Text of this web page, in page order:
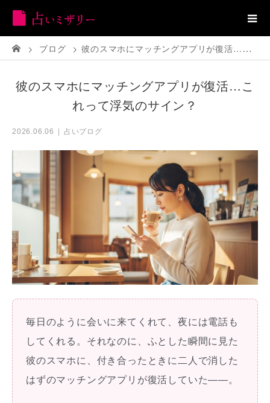
ブログ 彼のスマホにマッチングアプリが復活…これって浮気のサイン？
彼のスマホにマッチングアプリが復活…こ
れって浮気のサイン？
2026.06.06 占いブログ
毎日のように会いに来てくれて、夜には電話も
してくれる。それなのに、ふとした瞬間に見た
彼のスマホに、付き合ったときに二人で消した
はずのマッチングアプリが復活していた——。